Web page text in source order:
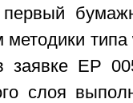
методики
заявке ЕР
слоя